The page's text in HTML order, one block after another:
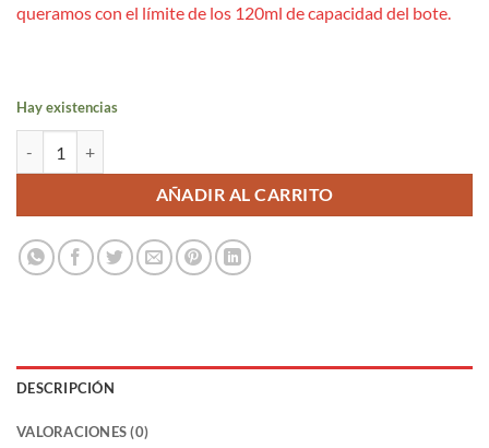
queramos con el límite de los 120ml de capacidad del bote.
Hay existencias
AÑADIR AL CARRITO
DESCRIPCIÓN
VALORACIONES (0)